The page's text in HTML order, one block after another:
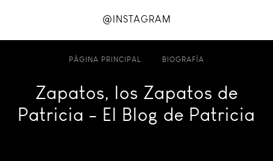
@INSTAGRAM
PÁGINA PRINCIPAL BIOGRAFÍA
Zapatos, los Zapatos de
Patricia - El Blog de Patricia